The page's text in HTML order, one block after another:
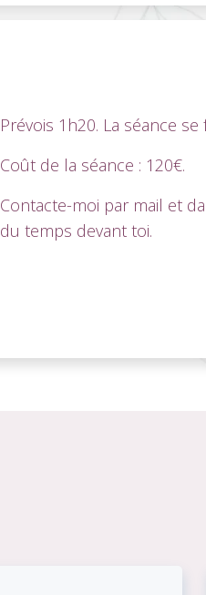
Prévois 1h20. La séance
Coût de la séance : 120€.
Contacte-moi par mail et
du temps devant toi.